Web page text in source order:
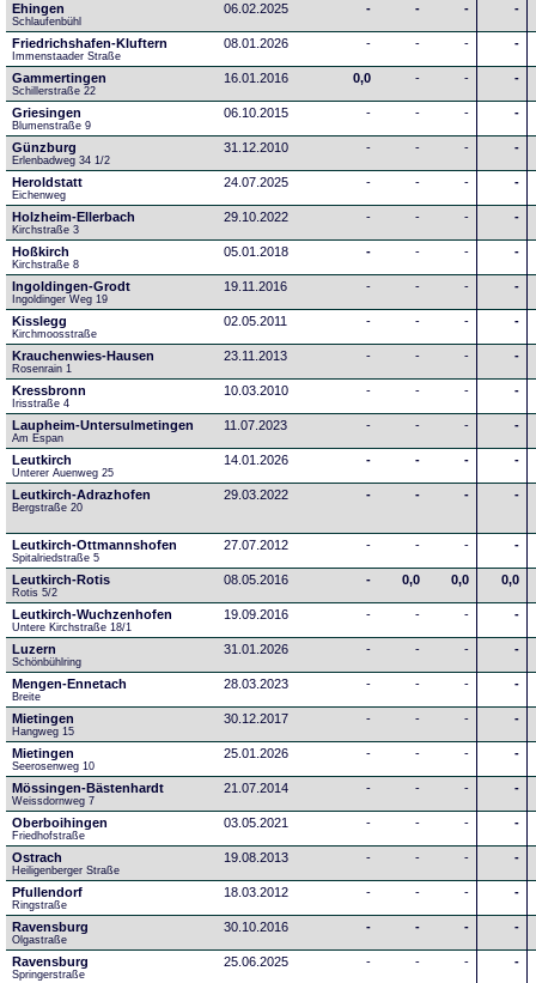
Ehingen
Schlaufenbühl
06.02.2025 - - - -
Friedrichshafen-Kluftern
Immenstaader Straße
08.01.2026 - - - -
Gammertingen
Schillerstraße 22
16.01.2016 0,0 - - -
Griesingen
Blumenstraße 9
06.10.2015 - - - -
Günzburg
Erlenbadweg 34 1/2
31.12.2010 - - - -
Heroldstatt
Eichenweg
24.07.2025 - - - -
Holzheim-Ellerbach
Kirchstraße 3
29.10.2022 - - - -
Hoßkirch
Kirchstraße 8
05.01.2018 - - - -
Ingoldingen-Grodt
Ingoldinger Weg 19
19.11.2016 - - - -
Kisslegg
Kirchmoosstraße
02.05.2011 - - - -
Krauchenwies-Hausen
Rosenrain 1
23.11.2013 - - - -
Kressbronn
Irisstraße 4
10.03.2010 - - - -
Laupheim-Untersulmetingen
Am Espan
11.07.2023 - - - -
Leutkirch
Unterer Auenweg 25
14.01.2026 - - - -
Leutkirch-Adrazhofen
Bergstraße 20
29.03.2022 - - - -
Leutkirch-Ottmannshofen
Spitalriedstraße 5
27.07.2012 - - - -
Leutkirch-Rotis
Rotis 5/2
08.05.2016 - 0,0 0,0 0,0
Leutkirch-Wuchzenhofen
Untere Kirchstraße 18/1
19.09.2016 - - - -
Luzern
Schönbühlring
31.01.2026 - - - -
Mengen-Ennetach
Breite
28.03.2023 - - - -
Mietingen
Hangweg 15
30.12.2017 - - - -
Mietingen
Seerosenweg 10
25.01.2026 - - - -
Mössingen-Bästenhardt
Weissdornweg 7
21.07.2014 - - - -
Oberboihingen
Friedhofstraße
03.05.2021 - - - -
Ostrach
Heiligenberger Straße
19.08.2013 - - - -
Pfullendorf
Ringstraße
18.03.2012 - - - -
Ravensburg
Olgastraße
30.10.2016 - - - -
Ravensburg
Springerstraße
25.06.2025 - - - -